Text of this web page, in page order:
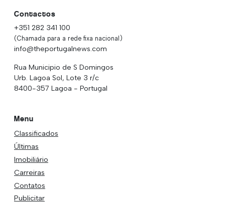
Contactos
+351 282 341 100
(Chamada para a rede fixa nacional)
info@theportugalnews.com
Rua Municipio de S Domingos
Urb. Lagoa Sol, Lote 3 r/c
8400-357 Lagoa - Portugal
Menu
Classificados
Últimas
Imobiliário
Carreiras
Contatos
Publicitar